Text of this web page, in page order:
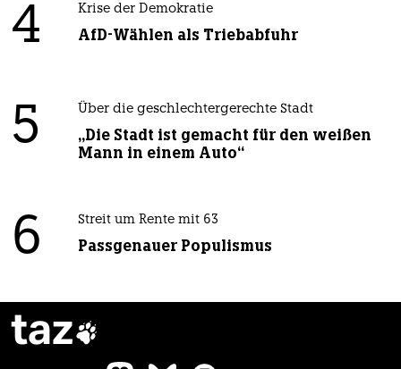
4 Krise der Demokratie
AfD-Wählen als Triebabfuhr
5 Über die geschlechtergerechte Stadt
„Die Stadt ist gemacht für den weißen
Mann in einem Auto“
6 Streit um Rente mit 63
Passgenauer Populismus
taz